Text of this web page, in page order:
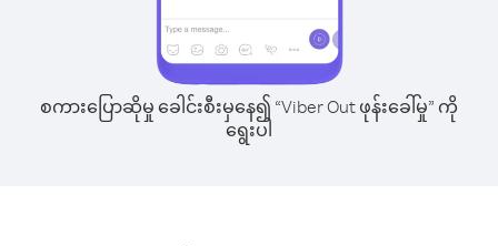
စကားပြောဆိုမှု ခေါင်းစီးမှနေ၍ “Viber Out ဖုန်းခေါ်မှု” ကို
ရွေးပါ